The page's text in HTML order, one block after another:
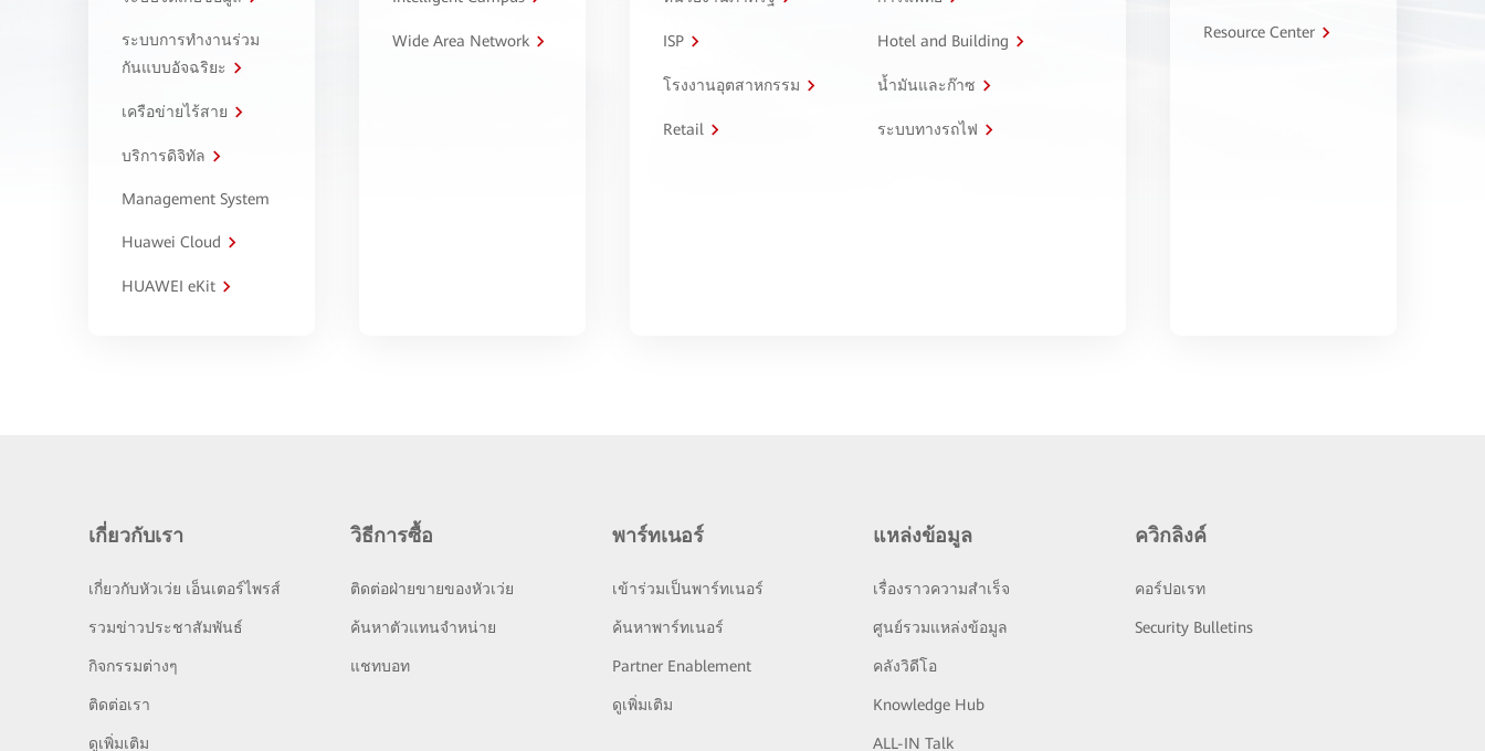
ระบบการทำงานร่วม
กันแบบอัจฉริยะ
เครือข่ายไร้สาย
บริการดิจิทัล
Management System
Huawei Cloud
HUAWEI eKit
Wide Area Network ISP Hotel and Building
โรงงานอุตสาหกรรม น้ำมันและก๊าซ
Retail ระบบทางรถไฟ
Resource Center
เกี่ยวกับเรา
เกี่ยวกับหัวเว่ย เอ็นเตอร์ไพรส์
รวมข่าวประชาสัมพันธ์
กิจกรรมต่างๆ
ติดต่อเรา
ดูเพิ่มเติม
วิธีการซื้อ
ติดต่อฝ่ายขายของหัวเว่ย
ค้นหาตัวแทนจำหน่าย
แชทบอท
พาร์ทเนอร์
เข้าร่วมเป็นพาร์ทเนอร์
ค้นหาพาร์ทเนอร์
Partner Enablement
ดูเพิ่มเติม
แหล่งข้อมูล
เรื่องราวความสำเร็จ
ศูนย์รวมแหล่งข้อมูล
คลังวิดีโอ
Knowledge Hub
ALL-IN Talk
ควิกลิงค์
คอร์ปอเรท
Security Bulletins